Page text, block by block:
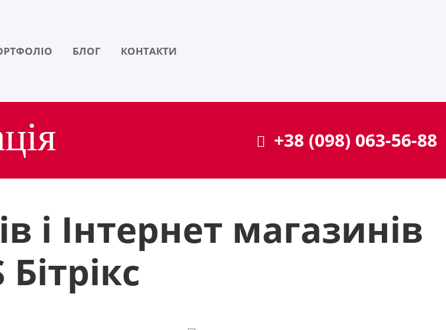
БЛОГ КОНТАКТИ
+38 (098) 063-56-88
і Інтернет магазинів